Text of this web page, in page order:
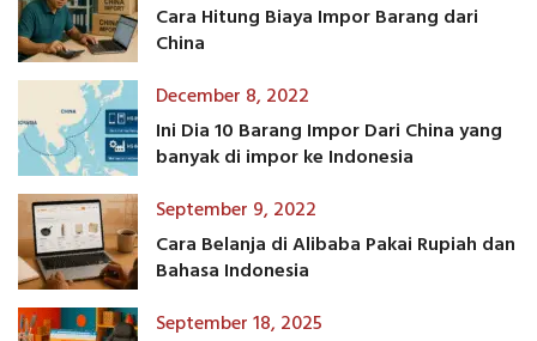
Cara Hitung Biaya Impor Barang dari
China
December 8, 2022
Ini Dia 10 Barang Impor Dari China yang
banyak di impor ke Indonesia
September 9, 2022
Cara Belanja di Alibaba Pakai Rupiah dan
Bahasa Indonesia
September 18, 2025